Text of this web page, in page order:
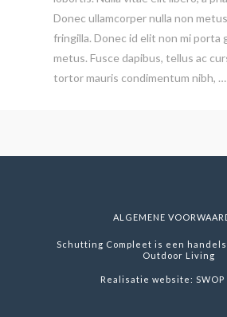
Donec ullamcorper nulla non
fringilla. Donec id elit non mi porta
metus. Fusce dapibus, tellus ac
tortor mauris condimentum nibh, …
ALGEMENE
Schutting Compleet is een
Outdoor Living
Realisatie website: